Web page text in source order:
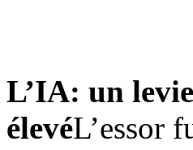
L’IA: un
élevéL’essor